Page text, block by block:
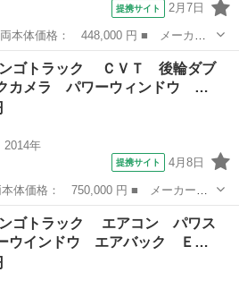
提携サイト 2月7日
ンゴバン ■ グレード名： ＤＸ エ
ンドウ エアバック ５ドア ＥＴ
ンゴトラック ＣＶＴ 後輪ダブ
カメラ パワーウィンドウ …
2014年
提携サイト 4月8日
ンゴトラック ■ グレード名： Ｃ
ラ パワーウィンドウ 運転席エアバ
ンゴトラック エアコン パワス
ウインドウ エアバック Ｅ…